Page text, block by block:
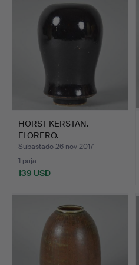
HORST KERSTAN.
FLORERO.
Subastado 26 nov 2017
1 puja
139 USD